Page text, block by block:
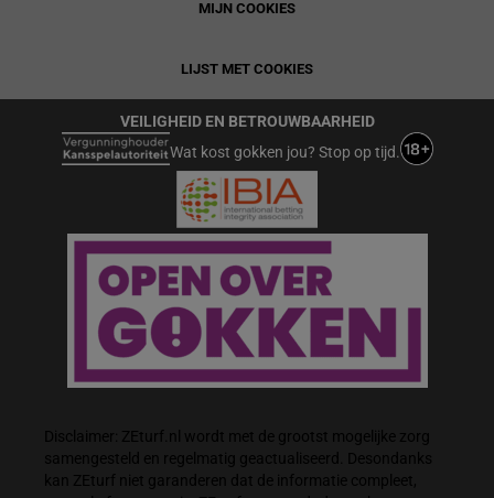
MIJN COOKIES
LIJST MET COOKIES
VEILIGHEID EN BETROUWBAARHEID
Wat kost gokken jou? Stop op tijd.
Disclaimer: ZEturf.nl wordt met de grootst mogelijke zorg
samengesteld en regelmatig geactualiseerd. Desondanks
kan ZEturf niet garanderen dat de informatie compleet,